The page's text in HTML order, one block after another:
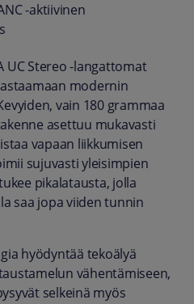
-aktiivinen
UC Stereo -langattomat
modernin
vain 180 grammaa
asettuu mukavasti
vapaan liikkumisen
sujuvasti yleisimpien
pikalatausta, jolla
saa jopa viiden tunnin
hyödyntää tekoälyä
vähentämiseen,
selkeinä myös